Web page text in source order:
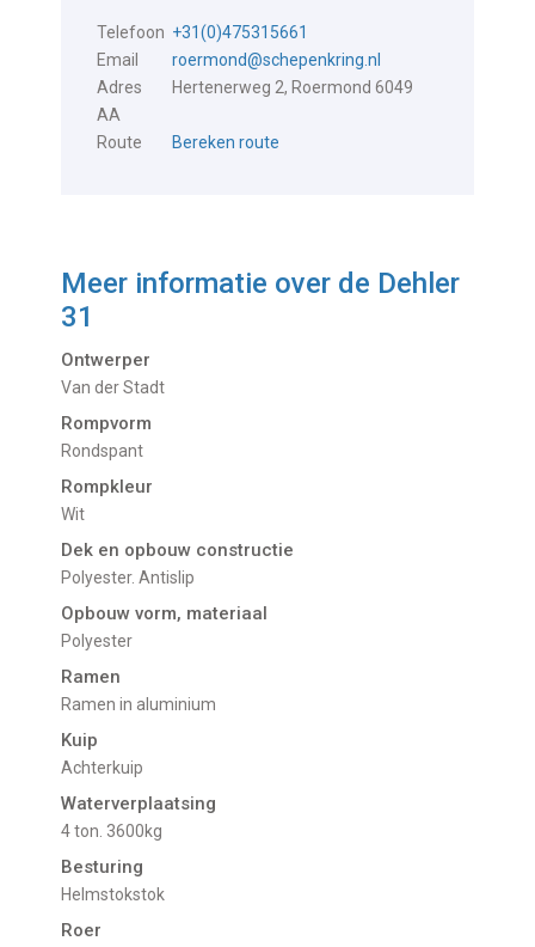
Telefoon +31(0)475315661
Email
roermond@schepenkring.nl
Adres
Hertenerweg 2, Roermond 6049
AA
Route
Bereken route
Meer informatie over de Dehler
31
Ontwerper
Van der Stadt
Rompvorm
Rondspant
Rompkleur
Wit
Dek en opbouw constructie
Polyester. Antislip
Opbouw vorm, materiaal
Polyester
Ramen
Ramen in aluminium
Kuip
Achterkuip
Waterverplaatsing
4 ton. 3600kg
Besturing
Helmstokstok
Roer